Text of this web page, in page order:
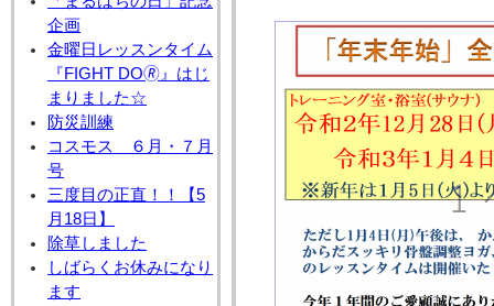
企画
金曜日レッスンタイム
『FIGHT DO🄬』はじ
まりました☆
防災訓練
コスモス ６月・７月
号
三度目の正直！！【5
月18日】
除草しました
しばらくお休みになり
ます